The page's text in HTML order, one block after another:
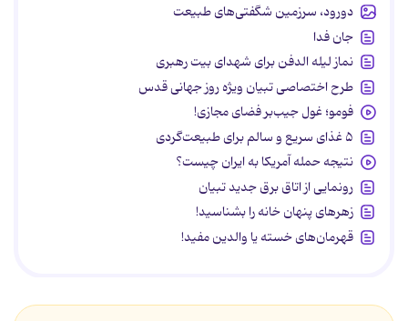
دورود، سرزمین شگفتی‌های طبیعت
جان فدا
نماز لیله الدفن برای شهدای بیت رهبری
طرح اختصاصی تبیان ویژه روز جهانی قدس
فومو؛ غول جیب‌بر فضای مجازی!
۵ غذای سریع و سالم برای طبیعت‌گردی
نتیجه حمله آمریکا به ایران چیست؟
رونمایی از اتاق برق جدید تبیان
زهرهای پنهان خانه را بشناسید!
قهرمان‌های خسته یا والدین مفید!